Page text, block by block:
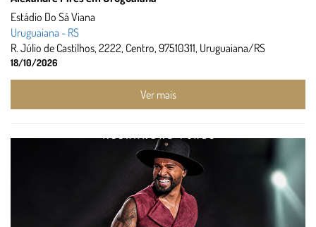
Estádio Do Sá Viana
Uruguaiana - RS
R. Júlio de Castilhos, 2222, Centro, 97510311, Uruguaiana/RS
18/10/2026
Ver mais